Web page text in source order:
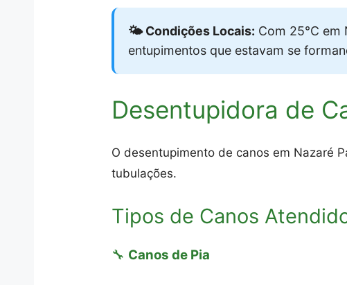
🌤️ Condições Locais: Com 25°C em
entupimentos que estavam se
Desentupidora de
O desentupimento de canos em Nazaré
tubulações.
Tipos de Canos
🔧 Canos de Pia